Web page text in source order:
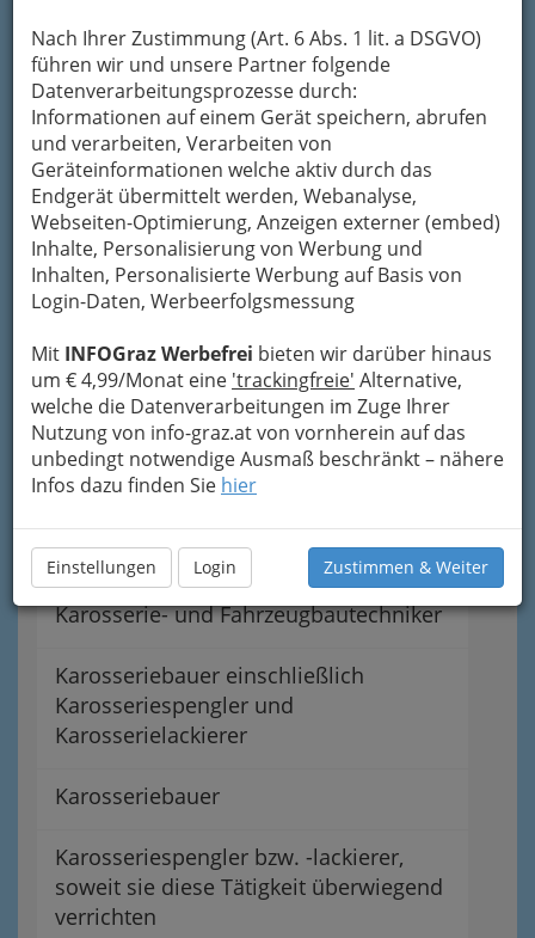
Nach Ihrer Zustimmung (Art. 6 Abs. 1 lit. a DSGVO)
führen wir und unsere Partner folgende
Datenverarbeitungsprozesse durch:
Informationen auf einem Gerät speichern, abrufen
und verarbeiten, Verarbeiten von
Geräteinformationen welche aktiv durch das
Endgerät übermittelt werden, Webanalyse,
Webseiten-Optimierung, Anzeigen externer (embed)
Inhalte, Personalisierung von Werbung und
Inhalten, Personalisierte Werbung auf Basis von
Login-Daten, Werbeerfolgsmessung
Mit INFOGraz Werbefrei bieten wir darüber hinaus
um € 4,99/Monat eine 'trackingfreie' Alternative,
welche die Datenverarbeitungen im Zuge Ihrer
Nutzung von info-graz.at von vornherein auf das
unbedingt notwendige Ausmaß beschränkt – nähere
Infos dazu finden Sie hier
Einstellungen Login Zustimmen & Weiter
So gliedert die WKO
Kraftfahrzeugtechnik
Kraftfahrzeugelektriker
Einbau von Radios, Telefonen und
Alarmanlagen in Kraftfahrzeugen
Service, Wartung und Reparatur von
Motorrädern
Vulkaniseure
Karosseriebautechniker,
Karosserielackierer und Wagner
Karosserie- und Fahrzeugbautechniker
Karosseriebauer einschließlich
Karosseriespengler und
Karosserielackierer
Karosseriebauer
Karosseriespengler bzw. -lackierer,
soweit sie diese Tätigkeit überwiegend
verrichten